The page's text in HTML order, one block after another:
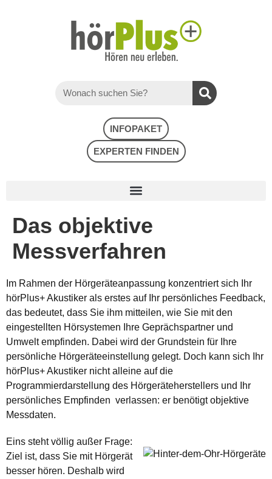
INFOPAKET
EXPERTEN FINDEN
Das objektive
Messverfahren
Im Rahmen der Hörgeräteanpassung konzentriert sich Ihr
hörPlus+ Akustiker als erstes auf Ihr persönliches Feedback,
das bedeutet, dass Sie ihm mitteilen, wie Sie mit den
eingestellten Hörsystemen Ihre Geprächspartner und
Umwelt empfinden. Dabei wird der Grundstein für Ihre
persönliche Hörgeräteeinstellung gelegt. Doch kann sich Ihr
hörPlus+ Akustiker nicht alleine auf die
Programmierdarstellung des Hörgeräteherstellers und Ihr
persönliches Empfinden verlassen: er benötigt objektive
Messdaten.
Eins steht völlig außer Frage:
Ziel ist, dass Sie mit Hörgerät
besser hören. Deshalb wird